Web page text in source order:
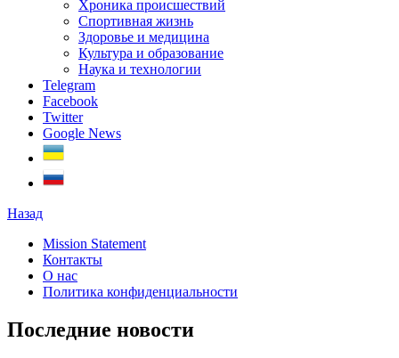
Хроника происшествий
Спортивная жизнь
Здоровье и медицина
Культура и образование
Наука и технологии
Telegram
Facebook
Twitter
Google News
Назад
Mission Statement
Контакты
О нас
Политика конфиденциальности
Последние новости